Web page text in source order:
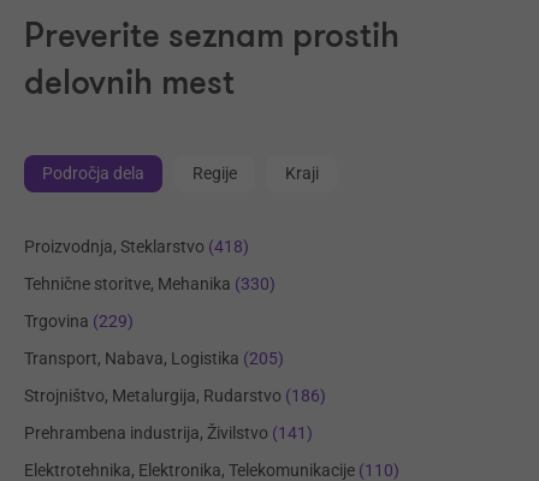
Preverite seznam prostih
delovnih mest
Področja dela Regije Kraji
Proizvodnja, Steklarstvo (418)
Tehnične storitve, Mehanika (330)
Trgovina (229)
Transport, Nabava, Logistika (205)
Strojništvo, Metalurgija, Rudarstvo (186)
Prehrambena industrija, Živilstvo (141)
Elektrotehnika, Elektronika, Telekomunikacije (110)